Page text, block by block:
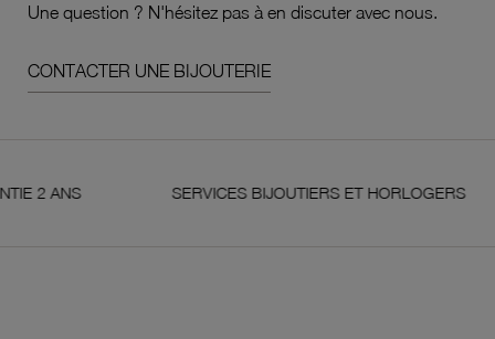
Une question ? N'hésitez pas à en discuter avec nous.
CONTACTER UNE BIJOUTERIE
SERVICES BIJOUTIERS ET HORLOGERS